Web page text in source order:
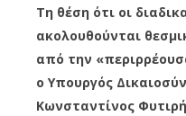
Τη θέση ότι οι
ακολουθούνται
από την
ο Υπουργός
Κωνσταντίνος